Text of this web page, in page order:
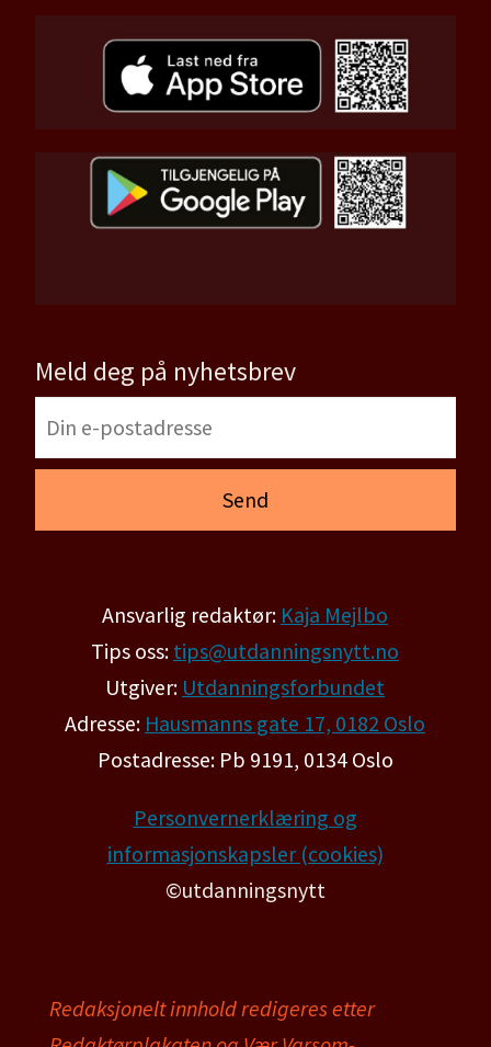
Meld deg på nyhetsbrev
Ansvarlig redaktør: Kaja Mejlbo
Tips oss: tips@utdanningsnytt.no
Utgiver: Utdanningsforbundet
Adresse: Hausmanns gate 17, 0182 Oslo
Postadresse: Pb 9191, 0134 Oslo
Personvernerklæring og
informasjonskapsler (cookies)
©utdanningsnytt
Redaksjonelt innhold redigeres etter